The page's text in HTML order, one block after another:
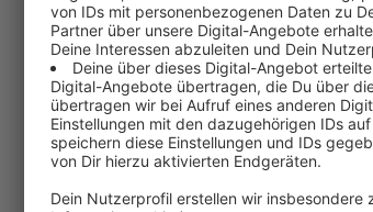
Jetzt wird in diesem
niederländische
verschwundenen 31-
schreibt die NRZ
bestehe der
Transformation"
keine Kenntnis, so